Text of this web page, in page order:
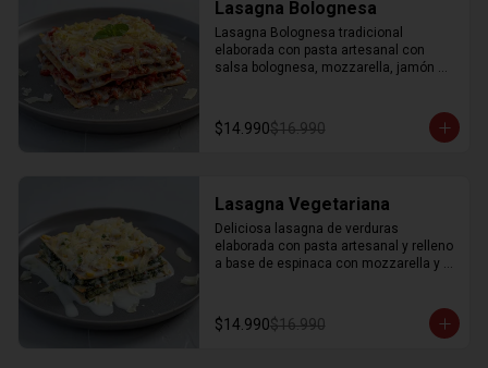
Lasagna Bolognesa
Lasagna Bolognesa tradicional
elaborada con pasta artesanal con
salsa bolognesa, mozzarella, jamón
$14.990$16.990
Lasagna Vegetariana
Deliciosa lasagna de verduras
elaborada con pasta artesanal y relleno
a base de espinaca con mozzarella y
bechamel y parmesano gratinado.
$14.990$16.990